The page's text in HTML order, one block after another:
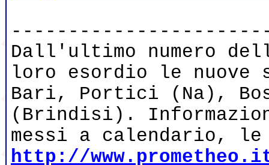
Dall'ultimo numero
loro esordio le nuove
Bari, Portici (Na),
(Brindisi).
messi a calendario,
http://